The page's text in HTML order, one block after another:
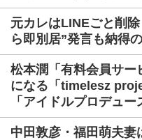
元カレはLINEごと削
ら即別居”発言も納得
松本潤「有料会員サー
になる「timelesz
「アイドルプロデュ
中田敦彦・福田萌夫妻